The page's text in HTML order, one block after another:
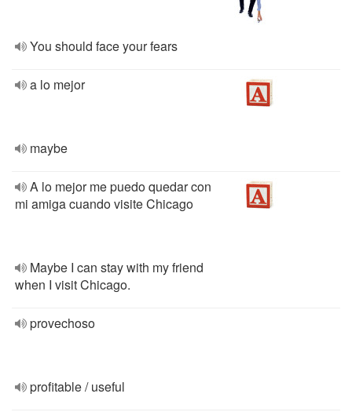
You should face your fears
a lo mejor
maybe
A lo mejor me puedo quedar con
mi amiga cuando visite Chicago
Maybe I can stay with my friend
when I visit Chicago.
provechoso
profitable / useful